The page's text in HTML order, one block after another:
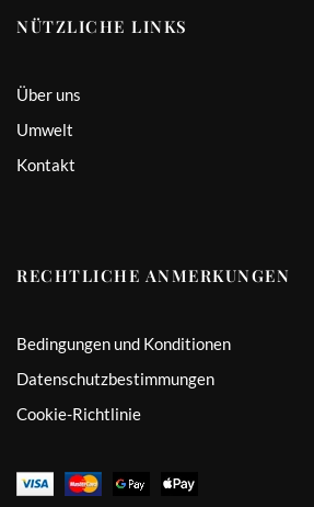
NÜTZLICHE LINKS
Über uns
Umwelt
Kontakt
RECHTLICHE ANMERKUNGEN
Bedingungen und Konditionen
Datenschutzbestimmungen
Cookie-Richtlinie